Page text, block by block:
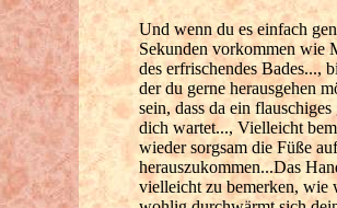
Und wenn du es einfach
Sekunden vorkommen wie
des erfrischendes Bades...,
der du gerne herausgehen
sein, dass da ein
dich wartet..., Vielleicht
wieder sorgsam die Füße
herauszukommen...Das
vielleicht zu bemerken, wie